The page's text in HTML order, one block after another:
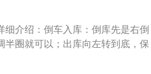
压上黄色标线。3、侧方停车：
后门把手应距黄色标线3厘米左右;
向左急打，而后正常打转向灯驶出
时方向盘的角度。车身应与边线
向灯，出库时观察好后视镜，防
点在转向灯和压线两个问题，进
向灯，转向灯操作错误扣10分，
距，看点和侧方停车一样，在打死
火，后车轮出库后再回正车身，
介绍：倒车入库：倒库先是右倒
半圈就可以；出库向左转到底，保
成。侧方位停车：侧方停稳换倒